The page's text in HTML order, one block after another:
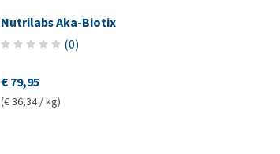
Nutrilabs Aka-Biotix
(0)
€ 79,95
(€ 36,34 / kg)